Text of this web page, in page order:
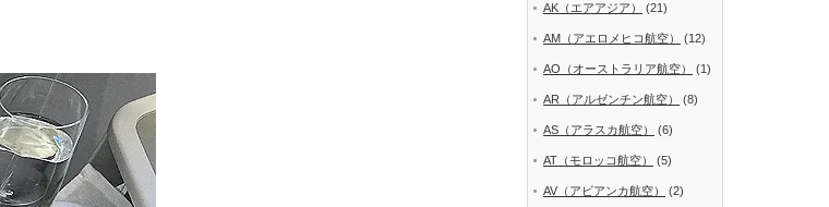
AK（エアアジア） (21)
AM（アエロメヒコ航空） (12)
AO（オーストラリア航空） (1)
AR（アルゼンチン航空） (8)
AS（アラスカ航空） (6)
AT（モロッコ航空） (5)
AV（アビアンカ航空） (2)